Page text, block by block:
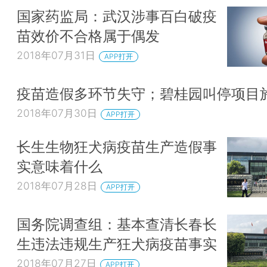
国家药监局：武汉涉事百白破疫
苗效价不合格属于偶发
2018年07月31日 APP打开
疫苗造假多环节失守；碧桂园叫停项
2018年07月30日 APP打开
长生生物狂犬病疫苗生产造假事
实意味着什么
2018年07月28日 APP打开
国务院调查组：基本查清长春长
生违法违规生产狂犬病疫苗事实
2018年07月27日 APP打开